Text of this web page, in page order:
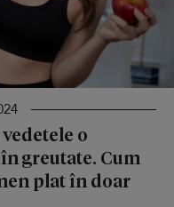
o
greutate. Cum
plat în doar